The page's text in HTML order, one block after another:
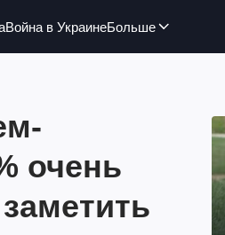
Война в УкраинеБольше
очень